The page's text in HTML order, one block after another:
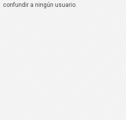
confundir a ningún usuario.